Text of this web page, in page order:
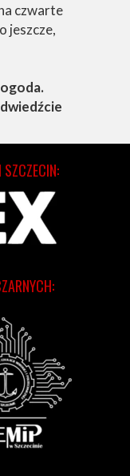
czwarte
jeszcze,
SZCZECIN: